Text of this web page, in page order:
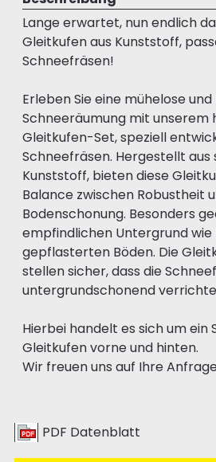
Lange erwartet, nun endlich
Gleitkufen aus Kunststoff,
Schneefräsen!
Erleben Sie eine mühelose
Schneeräumung mit unserem
Gleitkufen-Set, speziell
Schneefräsen. Hergestellt
Kunststoff, bieten diese
Balance zwischen Robustheit
Bodenschonung. Besonders
empfindlichen Untergrund
gepflasterten Böden. Die
stellen sicher, dass die
untergrundschonend
Hierbei handelt es sich um ein
Gleitkufen vorne und hinten.
Wir freuen uns auf Ihre
PDF Datenblatt